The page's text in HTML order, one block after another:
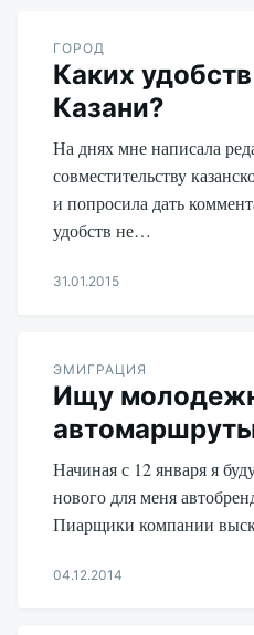
ГОРОД
Каких
Казани?
На днях мне написала
совместительству
и попросила дать
удобств не…
31.01.2015
ЭМИГРАЦИЯ
Ищу
Начиная с 12 января я
нового для меня
Пиарщики компании
04.12.2014